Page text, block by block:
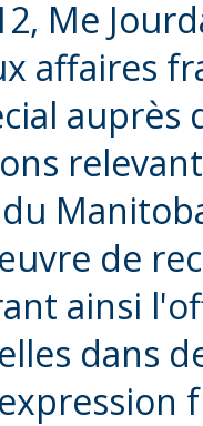
Me
affaires
de
ainsi
dans